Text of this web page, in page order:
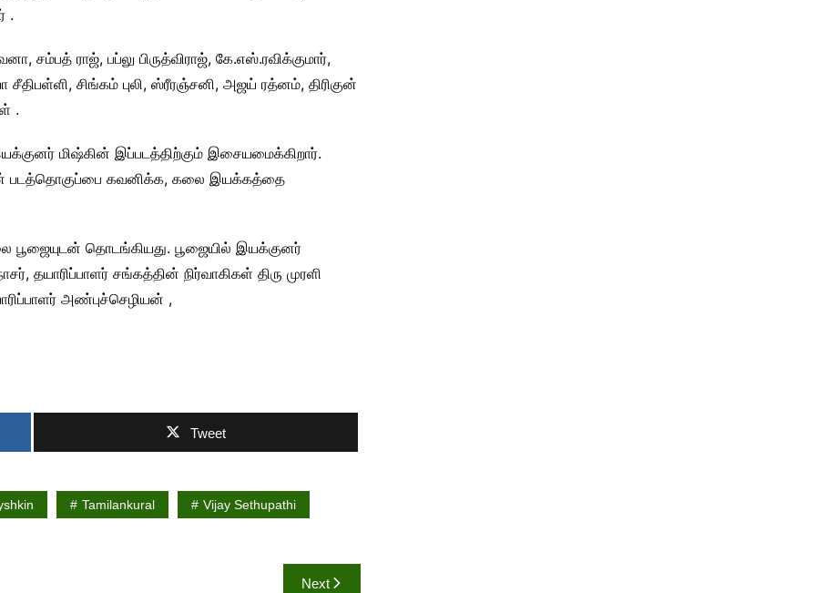
.
சம்பத் ராஜ், பப்லு பிருத்விராஜ், கே.எஸ்.ரவிக்குமார்,
சிங்கம் புலி, ஸ்ரீரஞ்சனி, அஜய் ரத்னம், திரிகுன்
.
மிஷ்கின் இப்படத்திற்கும் இசையமைக்கிறார்.
படத்தொகுப்பை கவனிக்க, கலை இயக்கத்தை
பூஜையுடன் தொடங்கியது. பூஜையில் இயக்குனர்
தயாரிப்பாளர் சங்கத்தின் நிர்வாகிகள் திரு முரளி
அண்புச்செழியன் ,
Tweet
Tamilankural Vijay Sethupathi
Next